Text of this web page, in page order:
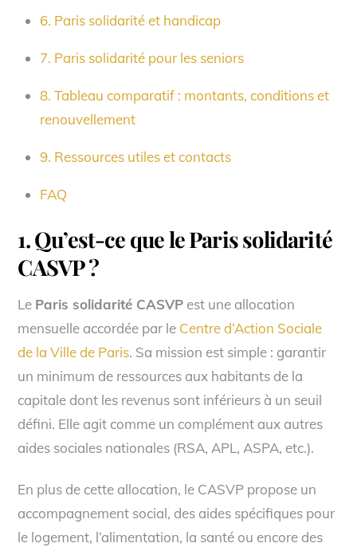
6. Paris solidarité et handicap
7. Paris solidarité pour les seniors
8. Tableau comparatif : montants, conditions et
renouvellement
9. Ressources utiles et contacts
FAQ
1. Qu’est-ce que le Paris solidarité
CASVP ?
Le Paris solidarité CASVP est une allocation
mensuelle accordée par le Centre d’Action Sociale
de la Ville de Paris. Sa mission est simple : garantir
un minimum de ressources aux habitants de la
capitale dont les revenus sont inférieurs à un seuil
défini. Elle agit comme un complément aux autres
aides sociales nationales (RSA, APL, ASPA, etc.).
En plus de cette allocation, le CASVP propose un
accompagnement social, des aides spécifiques pour
le logement, l’alimentation, la santé ou encore des